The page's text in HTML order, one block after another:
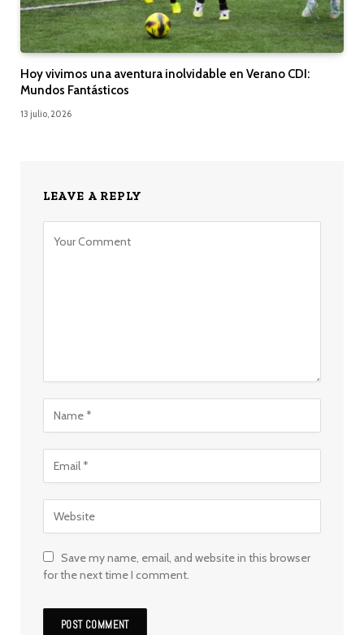
Hoy vivimos una aventura inolvidable en Verano CDI:
Mundos Fantásticos
13 julio, 2026
LEAVE A REPLY
Save my name, email, and website in this browser
for the next time I comment.